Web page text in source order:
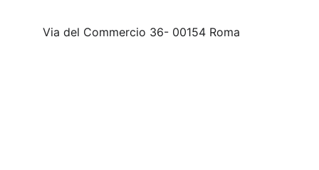
Via del Commercio 36- 00154 Roma